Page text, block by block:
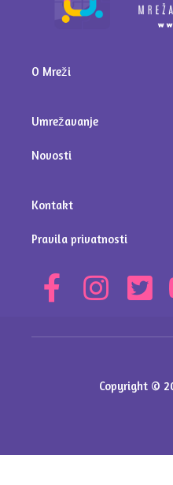
O Mreži
Umrežavanje
Novosti
Kontakt
Pravila privatnosti
Copyright ©